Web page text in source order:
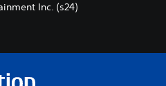
Inc. (s24)